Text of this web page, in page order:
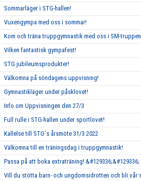
Sommarläger i STG-hallen!
Vuxengympa med oss i sommar!
Kom och träna truppgymnastik med oss i SM-
Vilken fantastisk gympafest!
STG jubileumsprodukter!
Välkomna på söndagens uppvisning!
Gymnastikläger under påsklovet!
Info om Uppvisningen den 27/3
Full rulle i STG-hallen under sportlovet!
Kallelse till STG´s årsmöte 31/3 2022
Välkomna till en träningsdag i truppgymnastik!
Passa på att boka extraträning! &#129336;&#129336;
Vill du stötta barn- och ungdomsidrotten och bli vår